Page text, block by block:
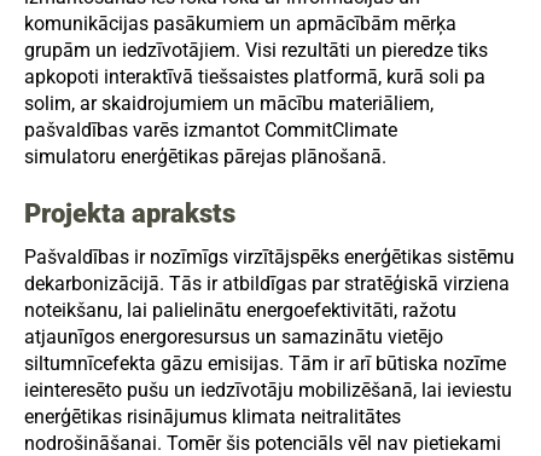
komunikācijas pasākumiem un apmācībām mērķa
grupām un iedzīvotājiem. Visi rezultāti un pieredze tiks
apkopoti interaktīvā tiešsaistes platformā, kurā soli pa
solim, ar skaidrojumiem un mācību materiāliem,
pašvaldības varēs izmantot CommitClimate
simulatoru enerģētikas pārejas plānošanā.
Projekta apraksts
Pašvaldības ir nozīmīgs virzītājspēks enerģētikas sistēmu
dekarbonizācijā. Tās ir atbildīgas par stratēģiskā virziena
noteikšanu, lai palielinātu energoefektivitāti, ražotu
atjaunīgos energoresursus un samazinātu vietējo
siltumnīcefekta gāzu emisijas. Tām ir arī būtiska nozīme
ieinteresēto pušu un iedzīvotāju mobilizēšanā, lai ieviestu
enerģētikas risinājumus klimata neitralitātes
nodrošināšanai. Tomēr šis potenciāls vēl nav pietiekami